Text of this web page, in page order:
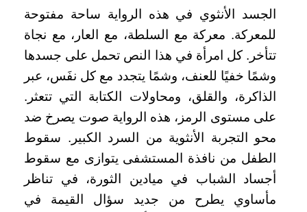
الجسد الأنثوي في هذه الرواية ساحة مفتوحة
للمعركة. معركة مع السلطة، مع العار، مع نجاة
تتأخر. كل امرأة في هذا النص تحمل على جسدها
وشمًا خفيًا للعنف، وشمًا يتجدد مع كل نفَس، عبر
الذاكرة، والقلق، ومحاولات الكتابة التي تتعثر.
على مستوى الرمز، هذه الرواية صوت يصرخ ضد
محو التجربة الأنثوية من السرد الكبير. سقوط
الطفل من نافذة المستشفى يتوازى مع سقوط
أجساد الشباب في ميادين الثورة، في تناظر
مأساوي يطرح من جديد سؤال القيمة في